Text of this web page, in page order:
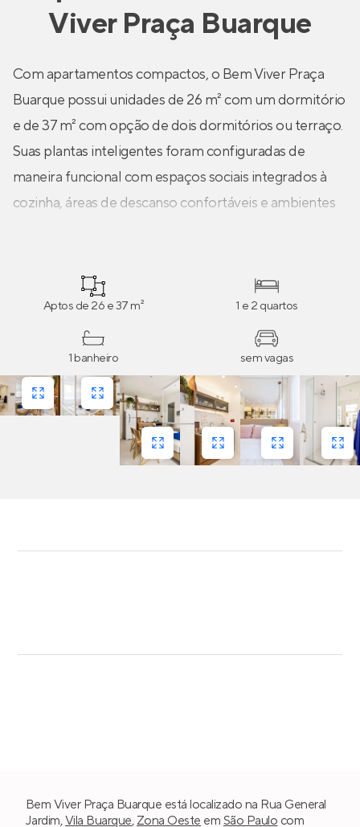
Viver Praça Buarque
Com apartamentos compactos, o Bem Viver Praça
Buarque possui unidades de 26 m² com um dormitório
e de 37 m² com opção de dois dormitórios ou terraço.
Suas plantas inteligentes foram configuradas de
maneira funcional com espaços sociais integrados à
cozinha, áreas de descanso confortáveis e ambientes
Aptos de 26 e 37 m² 1 e 2 quartos
1 banheiro sem vagas
Bem Viver Praça Buarque está localizado na Rua General
Jardim,Vila Buarque, Zona Oeste em São Paulo com